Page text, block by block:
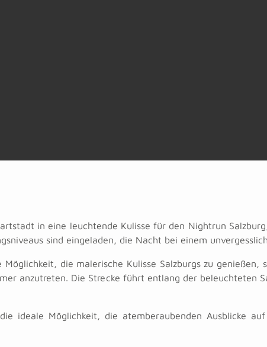
in eine leuchtende Kulisse für den Nightrun
sind eingeladen, die Nacht bei einem
die malerische Kulisse Salzburgs zu genießen,
anzutreten. Die Strecke führt entlang der beleuchteten
ideale Möglichkeit, die atemberaubenden Ausblicke